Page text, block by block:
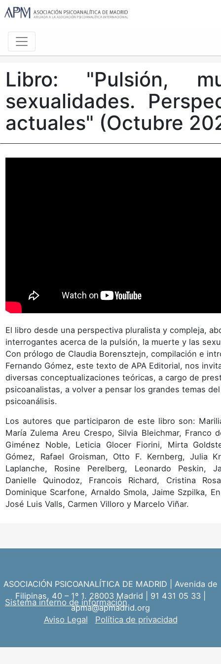
Libro: "Pulsión,
sexualidades.
actuales" (Octubre
El libro desde una perspectiva pluralista y compleja,
interrogantes acerca de la pulsión, la muerte y las
Con prólogo de Claudia Borensztejn, compilación e
Fernando Gómez, este texto de APA Editorial, nos
diversas conceptualizaciones teóricas, a cargo de
psicoanalistas, a volver a pensar los grandes temas del
psicoanálisis.
Los autores que participaron de este libro son:
María Zulema Areu Crespo, Silvia Bleichmar, Franco
Giménez Noble, Leticia Glocer Fiorini, Mirta
Gómez, Rafael Groisman, Otto F. Kernberg, Julia
Laplanche, Rosine Perelberg, Leonardo Peskin,
Danielle Quinodoz, Francois Richard, Cristina
Dominique Scarfone, Arnaldo Smola, Jaime Szpilka,
José Luis Valls, Carmen Villoro y Marcelo Viñar.
ASOCIACIÓN PSICOANALÍTICA DE MADRID | Avenida de
Filipinas, 40 – 1º 1. 28003 Madrid | 91 431 05 33 |
apma@apmadrid.org
Aviso Legal
Política de privacidad
Sistema interno de información